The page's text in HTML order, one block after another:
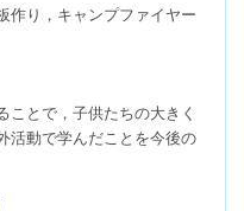
作り，キャンプファイヤー
ことで，子供たちの大きく
活動で学んだことを今後の